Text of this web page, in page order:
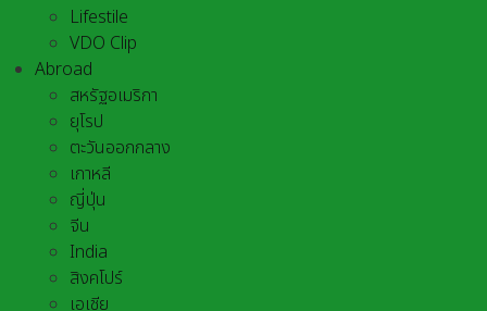
Lifestile
VDO Clip
Abroad
สหรัฐอเมริกา
ยุโรป
ตะวันออกกลาง
เกาหลี
ญี่ปุ่น
จีน
India
สิงคโปร์
เอเชีย